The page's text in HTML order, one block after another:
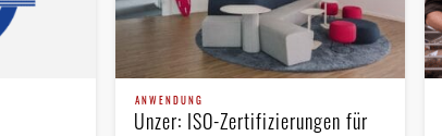
ANWENDUNG
Unzer: ISO-Zertifizierungen für